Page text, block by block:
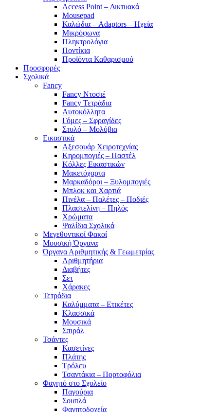
Access Point – Δικτυακά
Mousepad
Καλώδια – Adaptors – Ηχεία
Μικρόφωνα
Πληκτρολόγια
Ποντίκια
Προϊόντα Καθαρισμού
Προσφορές
Σχολικά
Fancy
Fancy Ντοσιέ
Fancy Τετράδια
Αυτοκόλλητα
Γόμες – Σφραγίδες
Στυλό – Μολύβια
Εικαστικά
Αξεσουάρ Χειροτεχνίας
Κηρομπογιές – Παστέλ
Κόλλες Εικαστικών
Μακετόχαρτα
Μαρκαδόροι – Ξυλομπογιές
Μπλοκ και Χαρτιά
Πινέλα – Παλέτες – Ποδιές
Πλαστελίνη – Πηλός
Χρώματα
Ψαλίδια Σχολικά
Μεγεθυντικοί Φακοί
Μουσική Όργανα
Όργανα Αριθμητικής & Γεωμετρίας
Αριθμητήρια
Διαβήτες
Σετ
Χάρακες
Τετράδια
Καλύμματα – Ετικέτες
Κλασσικά
Μουσικά
Σπιράλ
Τσάντες
Κασετίνες
Πλάτης
Τρόλευ
Τσαντάκια – Πορτοφόλια
Φαγητό στο Σχολείο
Παγούρια
Σουπλά
Φαγητοδοχεία